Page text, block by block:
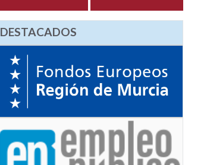
DESTACADOS